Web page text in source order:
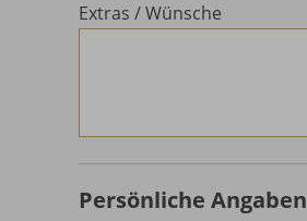
Extras / Wünsche
Persönliche Angaben